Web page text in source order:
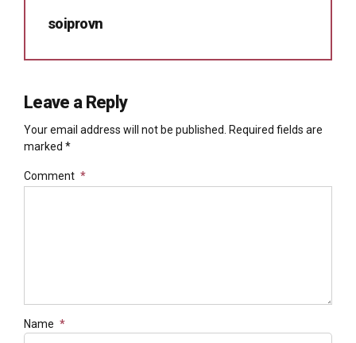
soiprovn
Leave a Reply
Your email address will not be published. Required fields are
marked *
Comment *
Name *